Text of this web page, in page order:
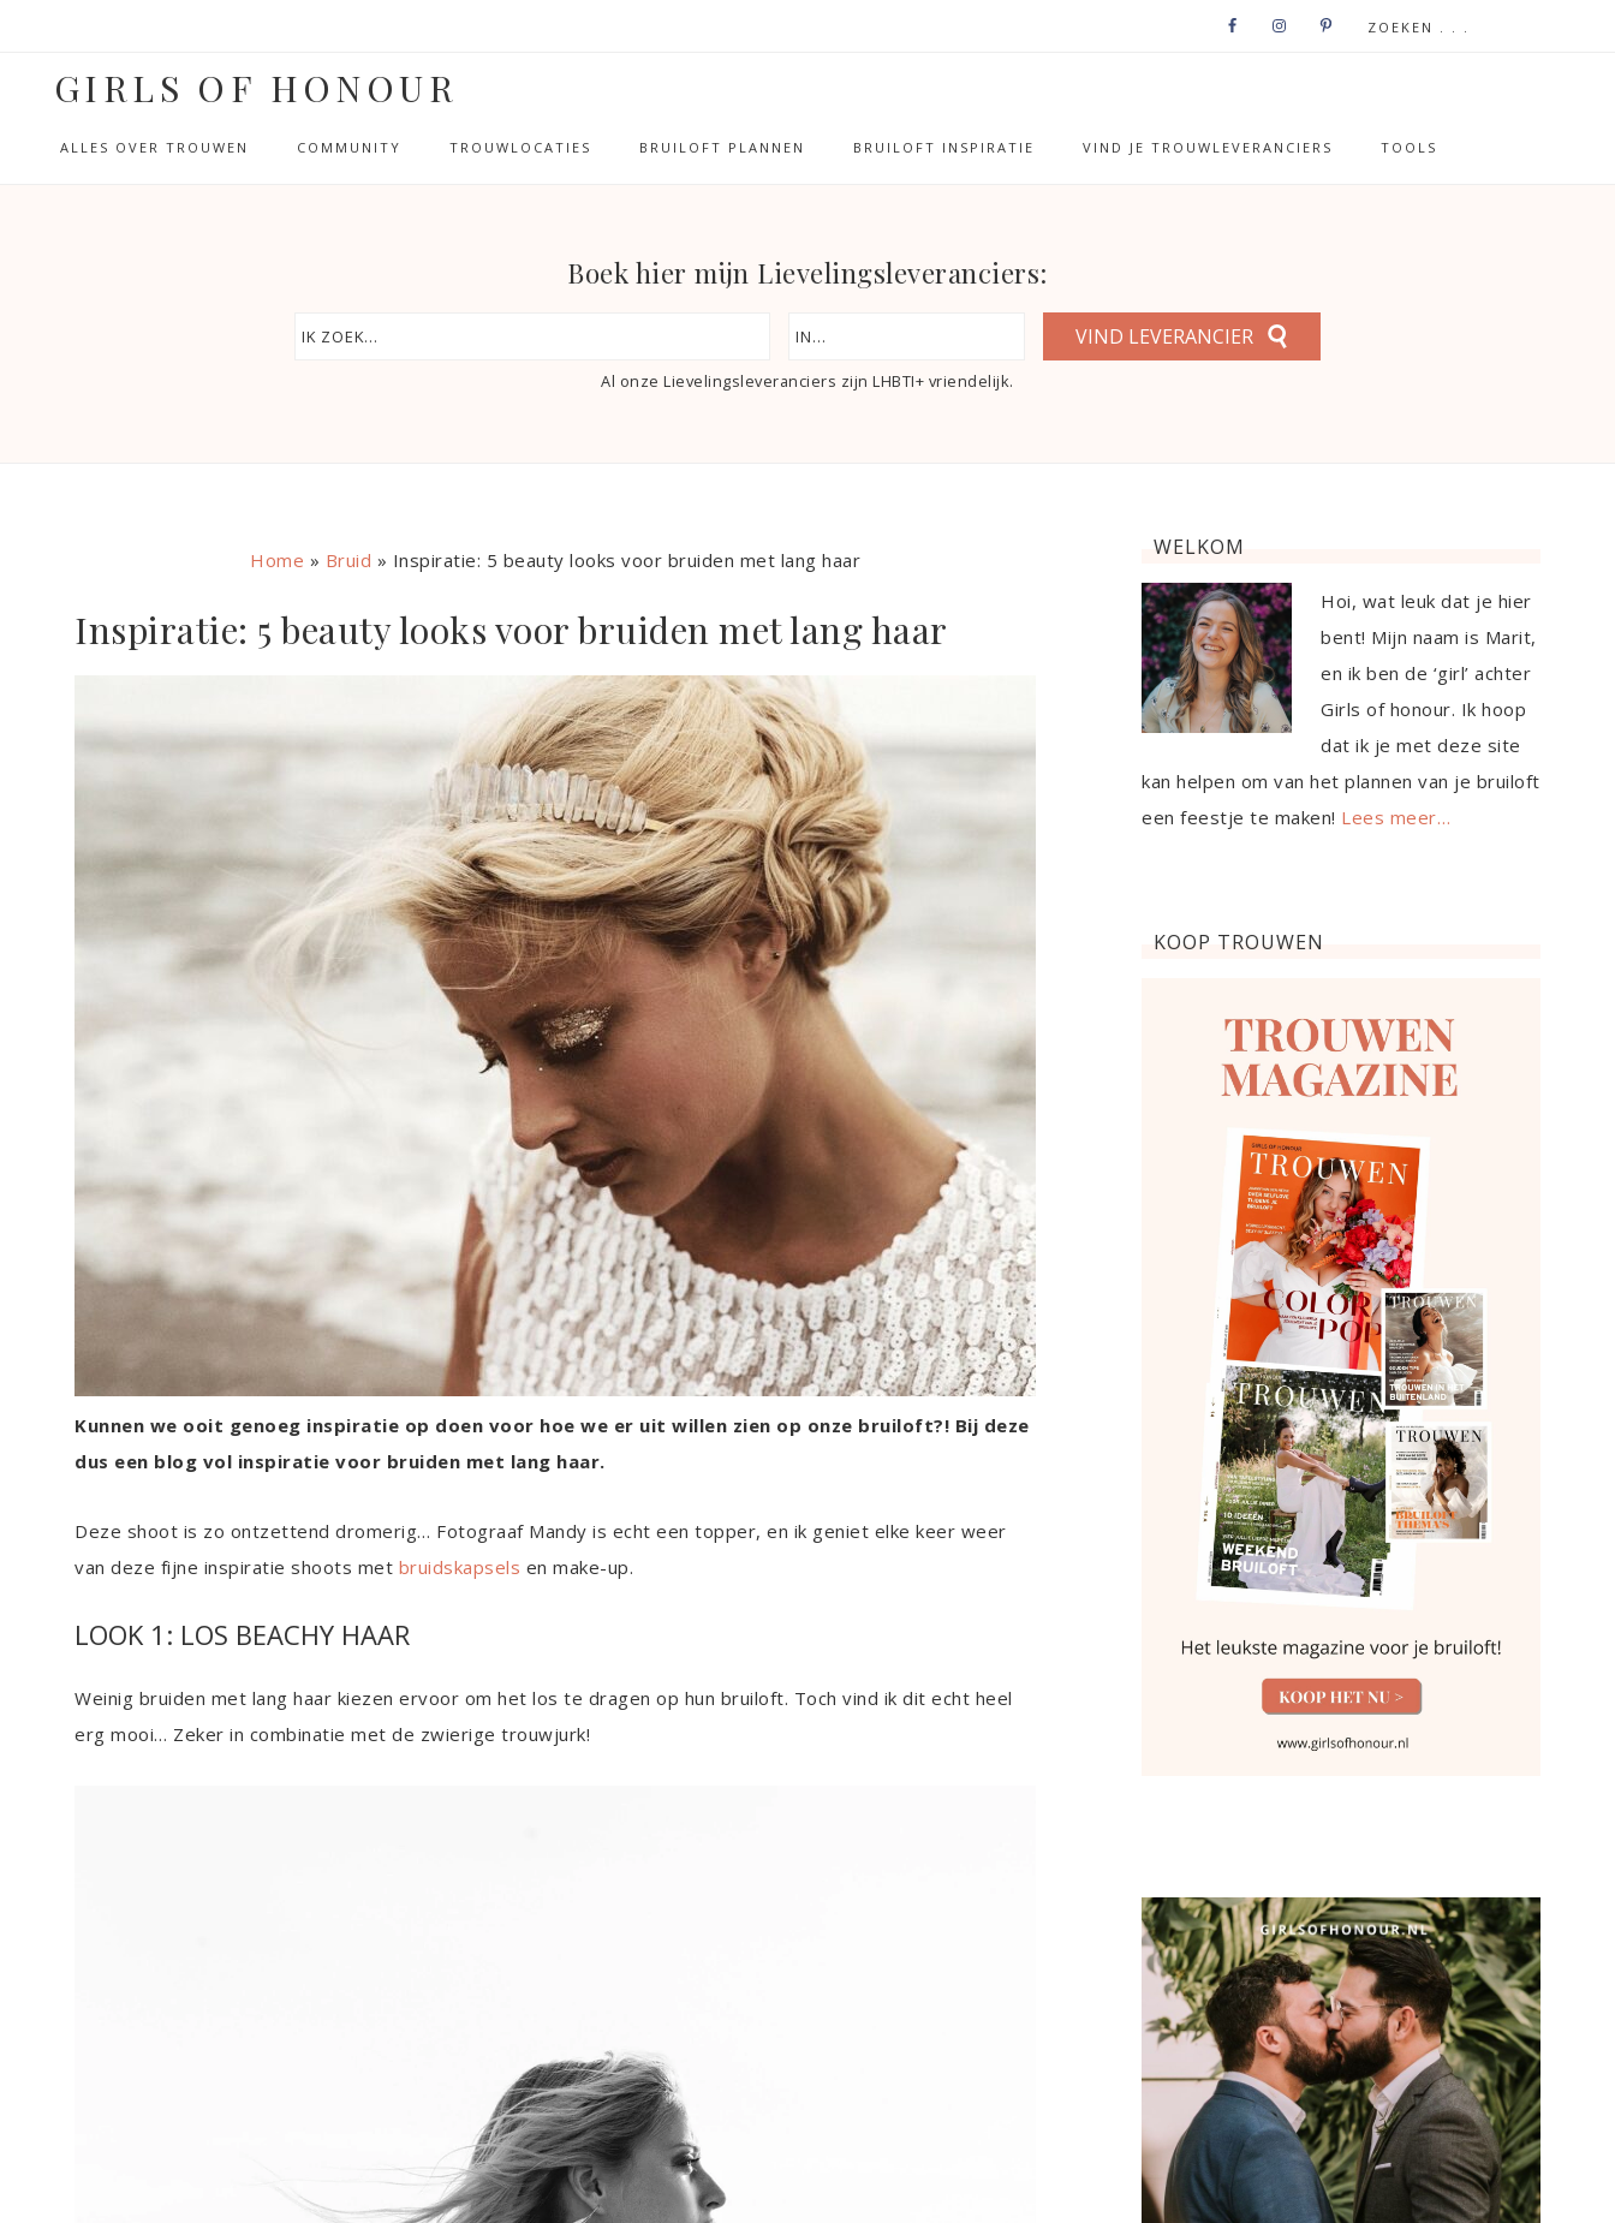
GIRLS OF HONOUR
ALLES OVER TROUWEN COMMUNITY TROUWLOCATIES BRUILOFT PLANNEN BRUILOFT INSPIRATIE VIND JE TROUWLEVERANCIERS TOOLS
Boek hier mijn Lievelingsleveranciers:
VIND LEVERANCIER
Al onze Lievelingsleveranciers zijn LHBTI+ vriendelijk.
Home » Bruid » Inspiratie: 5 beauty looks voor bruiden met lang haar
Inspiratie: 5 beauty looks voor bruiden met lang haar
Kunnen we ooit genoeg inspiratie op doen voor hoe we er uit willen zien op onze bruiloft?! Bij deze
dus een blog vol inspiratie voor bruiden met lang haar.
Deze shoot is zo ontzettend dromerig… Fotograaf Mandy is echt een topper, en ik geniet elke keer weer
van deze fijne inspiratie shoots met bruidskapsels en make-up.
LOOK 1: LOS BEACHY HAAR
Weinig bruiden met lang haar kiezen ervoor om het los te dragen op hun bruiloft. Toch vind ik dit echt heel
erg mooi… Zeker in combinatie met de zwierige trouwjurk!
WELKOM
Hoi, wat leuk dat je hier
bent! Mijn naam is Marit,
en ik ben de ‘girl’ achter
Girls of honour. Ik hoop
dat ik je met deze site
kan helpen om van het plannen van je bruiloft
een feestje te maken! Lees meer…
KOOP TROUWEN